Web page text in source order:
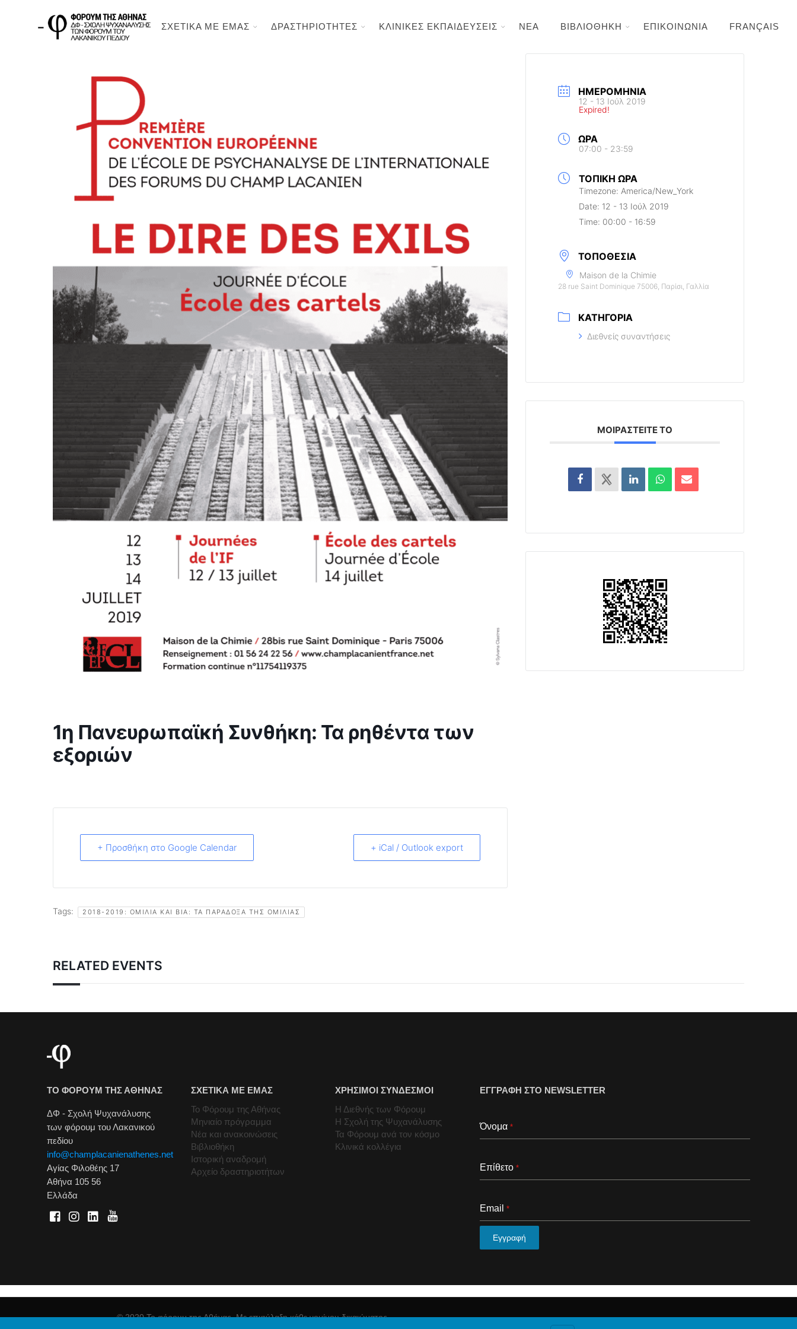
ΣΧΕΤΙΚΑ ΜΕ ΕΜΑΣ ΔΡΑΣΤΗΡΙΟΤΗΤΕΣ ΚΛΙΝΙΚΕΣ ΕΚΠΑΙΔΕΥΣΕΙΣ ΝΕΑ ΒΙΒΛΙΟΘΗΚΗ ΕΠΙΚΟΙΝΩΝΙΑ FRANÇAIS
1η Πανευρωπαϊκή Συνθήκη: Τα ρηθέντα των
εξοριών
+ Προσθήκη στο Google Calendar + iCal / Outlook export
Tags: 2018-2019: ΟΜΙΛΊΑ ΚΑΙ ΒΊΑ: ΤΑ ΠΑΡΆΔΟΞΑ ΤΗΣ ΟΜΙΛΊΑΣ
ΗΜΕΡΟΜΗΝΊΑ
12 - 13 Ιούλ 2019
Expired!
ΏΡΑ
07:00 - 23:59
ΤΟΠΙΚΉ ΏΡΑ
Timezone: America/New_York
Date: 12 - 13 Ιούλ 2019
Time: 00:00 - 16:59
ΤΟΠΟΘΕΣΊΑ
Maison de la Chimie
28 rue Saint Dominique 75006, Παρίσι, Γαλλία
ΚΑΤΗΓΟΡΊΑ
Διεθνείς συναντήσεις
ΜΟΙΡΑΣΤΕΊΤΕ ΤΟ
RELATED EVENTS
ΤΟ ΦΟΡΟΥΜ ΤΗΣ ΑΘΗΝΑΣ
ΔΦ - Σχολή Ψυχανάλυσης
των φόρουμ του Λακανικού
πεδίου
info@champlacanienathenes.net
Αγίας Φιλοθέης 17
Αθήνα 105 56
Ελλάδα
ΣΧΕΤΙΚΑ ΜΕ ΕΜΑΣ
Το Φόρουμ της Αθήνας
Μηνιαίο πρόγραμμα
Νέα και ανακοινώσεις
Βιβλιοθήκη
Ιστορική αναδρομή
Αρχείο δραστηριοτήτων
ΧΡΗΣΙΜΟΙ ΣΥΝΔΕΣΜΟΙ
Η Διεθνής των Φόρουμ
Η Σχολή της Ψυχανάλυσης
Τα Φόρουμ ανά τον κόσμο
Κλινικά κολλέγια
ΕΓΓΡΑΦΗ ΣΤΟ NEWSLETTER
Όνομα *
Επίθετο *
Email *
Εγγραφή
© 2020 Το φόρουμ της Αθήνας. Με επιφύλαξη κάθε νομίμου δικαιώματος.